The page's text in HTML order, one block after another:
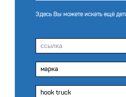
Здесь Вы можете искать ещё